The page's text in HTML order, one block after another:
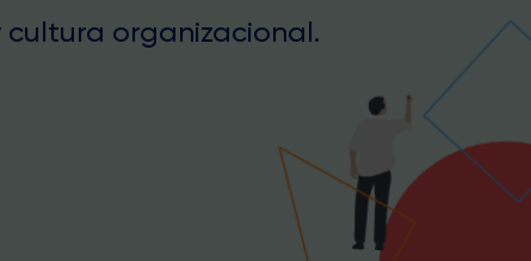
organizacional.